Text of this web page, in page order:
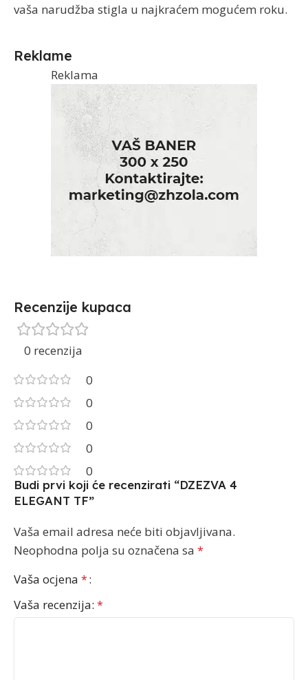
vaša narudžba stigla u najkraćem mogućem roku.
Reklame
Reklama
Recenzije kupaca
0 recenzija
0
0
0
0
0
Budi prvi koji će recenzirati “DZEZVA 4
ELEGANT TF”
Vaša email adresa neće biti objavljivana.
Neophodna polja su označena sa *
Vaša ocjena *
Vaša recenzija: *